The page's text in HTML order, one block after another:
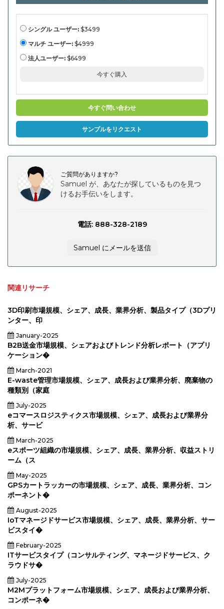
ティ統
（GPS統
合、データ
統合、
AI/ML）
シングル ユーザー: $3499
マルチ ユーザー: $4999
法人ユーザー: $6499
今すぐ購入
今すぐ問い合わせ
サンプルをリクエスト
ご質問がありますか?
Samuel が、あなたが探しているものを見つ
けるお手伝いをします。
電話: 888-328-2189
Samuel にメールを送信
関連リサーチ
3D印刷市場規模、シェア、成長、業界分析、製品タイプ（3Dプリ
ンター、印
January-2025
B2B送金市場規模、シェアおよびトレンド分析レポート（アプリ
ケーション�
March-2021
E-waste管理市場規模、シェア、成長および業界分析、廃棄物の
種類別（家庭
July-2025
eコマースロジスティクス市場規模、シェア、成長および業界分
析、サービ
March-2025
eスポーツ組織の市場規模、シェア、成長、業界分析、収益ストリ
ーム（ス
May-2025
GPSカートラッカーの市場規模、シェア、成長、業界分析、コン
ポーネント�
August-2025
IoTマネージドサービス市場規模、シェア、成長、業界分析、サー
ビスタイ�
February-2025
ITサービスタイプ（コンサルティング、マネージドサービス、ク
ラウドサ�
July-2025
M2Mプラットフォーム市場規模、シェア、成長および業界分析、
コンポーネ�